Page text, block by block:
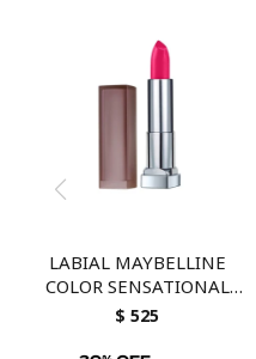
LABIAL MAYBELLINE
COLOR SENSATIONAL
680
$ 525